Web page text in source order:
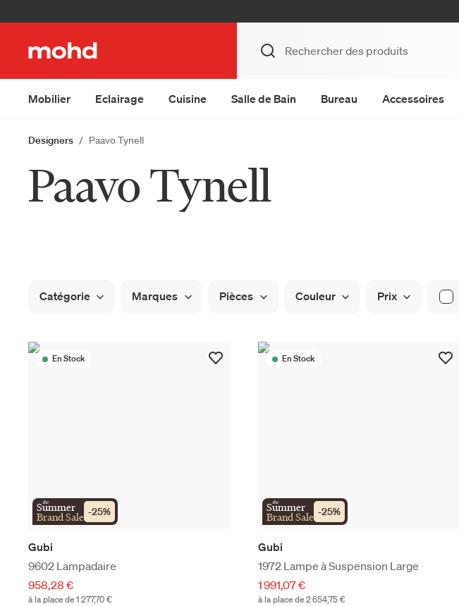
Mobilier Eclairage Cuisine Salle de Bain Bureau Accessoires
Designers Paavo Tynell
Paavo Tynell
Catégorie Marques Pièces Couleur Prix
En Stock
the
Summer
Brand Sale -25%
Gubi
9602 Lampadaire
958,28 €
à la place de 1 277,70 €
En Stock
the
Summer
Brand Sale -25%
Gubi
1972 Lampe à Suspension Large
1 991,07 €
à la place de 2 654,75 €